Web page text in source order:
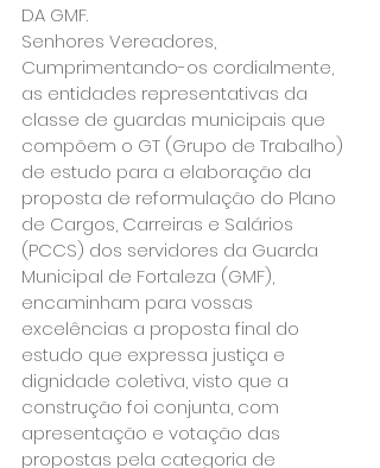
DA GMF.
Senhores Vereadores,
Cumprimentando-os cordialmente,
as entidades representativas da
classe de guardas municipais que
compõem o GT (Grupo de Trabalho)
de estudo para a elaboração da
proposta de reformulação do Plano
de Cargos, Carreiras e Salários
(PCCS) dos servidores da Guarda
Municipal de Fortaleza (GMF),
encaminham para vossas
excelências a proposta final do
estudo que expressa justiça e
dignidade coletiva, visto que a
construção foi conjunta, com
apresentação e votação das
propostas pela categoria de